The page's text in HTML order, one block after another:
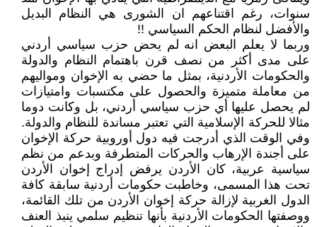
سنوات، رغم اقتناعهم ان الشورى هي النظام البديل
والأفضل لنظام الحكم السياسي !!
وربما لا يعلم البعض انه لم يحض حزب سياسي أردني
على مدى أكثر من نصف قرن باهتمام النظام والدولة
والحكومات الأردنية، بمثل ما حضي به الإخوان ومواليهم
من معاملة متميزة والحصول على مكتسبات وامتيازات
لم يحصل عليها أي حزب سياسي أردني، بل وكانت دوما
مثالا للحركة الإسلامية التي تعتبر مساندة للنظام والدولة.
وفي الوقت الذي أدرجت فيه دول أوروبية حركة الإخوان
على أجندة الإرهاب والحركات المتطرفة وبدعم من نظم
سياسية عربية، كان الأردن يرفض إدراج إخوان الأردن
تحت هذا المسمى، وخاطبت حكومات أردنية سابقة كافة
الدول الغربية لإزالة حركة إخوان الأردن من تلك القائمة،
ووصفتها الحكومات الأردنية بأنها تنظيم سلمي ينبذ العنف